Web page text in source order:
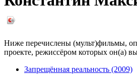
Ниже перечислены (мульт)фильмы,
проекте, режиссёром которых он(а)
Запрещённая реальность (2009)